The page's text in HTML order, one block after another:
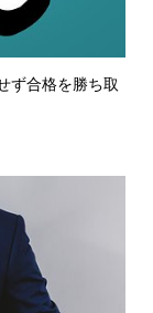
ず合格を勝ち取